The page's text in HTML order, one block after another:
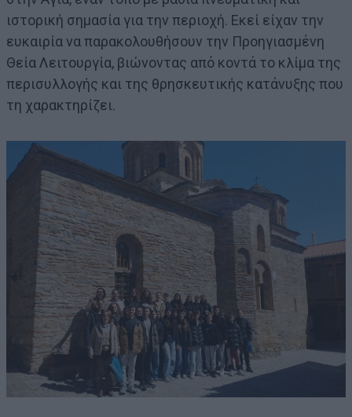
ιστορική σημασία για την περιοχή. Εκεί είχαν την
ευκαιρία να παρακολουθήσουν την Προηγιασμένη
Θεία Λειτουργία, βιώνοντας από κοντά το κλίμα της
περισυλλογής και της θρησκευτικής κατάνυξης που
τη χαρακτηρίζει.